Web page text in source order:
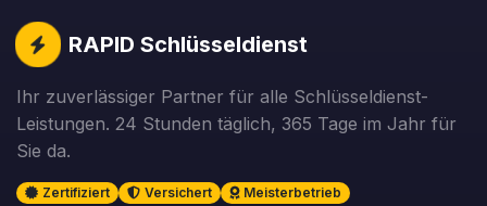
RAPID Schlüsseldienst
Ihr zuverlässiger Partner für alle Schlüsseldienst-
Leistungen. 24 Stunden täglich, 365 Tage im Jahr für
Sie da.
Zertifiziert Versichert Meisterbetrieb